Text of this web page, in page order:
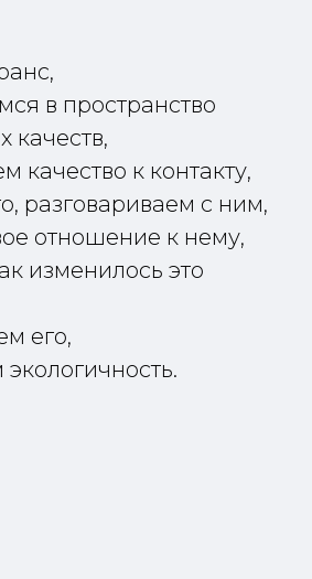
в пространство
качеств,
качество к контакту,
разговариваем с ним,
отношение к нему,
изменилось это
его,